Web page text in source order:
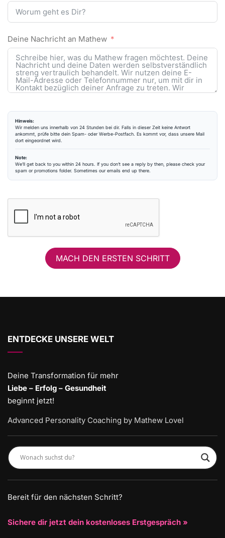
Deine Nachricht an Mathew
Hinweis:
Wir melden uns innerhalb von 24 Stunden bei dir. Falls in dieser Zeit keine Antwort
ankommt, prüfe bitte dein Spam- oder Werbe-Postfach. Es kommt vor, dass unsere Mail
dort eingeordnet wird.
Note:
We’ll get back to you within 24 hours. If you don’t see a reply by then, please check your
spam or promotions folder. Sometimes our emails end up there.
MACH DEN ERSTEN SCHRITT
ENTDECKE UNSERE WELT
Deine Transformation für mehr
Liebe – Erfolg – Gesundheit
beginnt jetzt!
Advanced Personality Coaching by Mathew Lovel
Bereit für den nächsten Schritt?
Sichere dir jetzt dein kostenloses Erstgespräch »